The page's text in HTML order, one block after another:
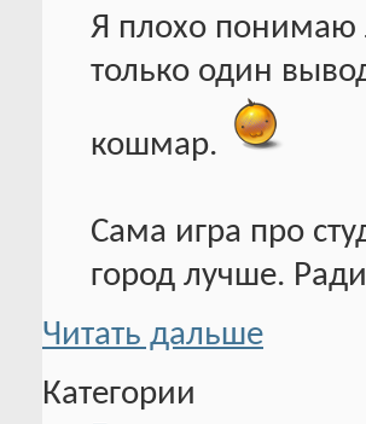
Я плохо понимаю
только один
кошмар.
Сама игра про
город лучше.
Читать дальше
Категории